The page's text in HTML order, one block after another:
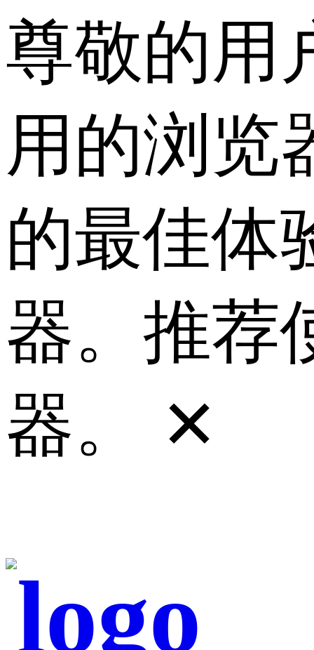
尊敬的用
用的浏览
的最佳体
器。推荐
器。
✕